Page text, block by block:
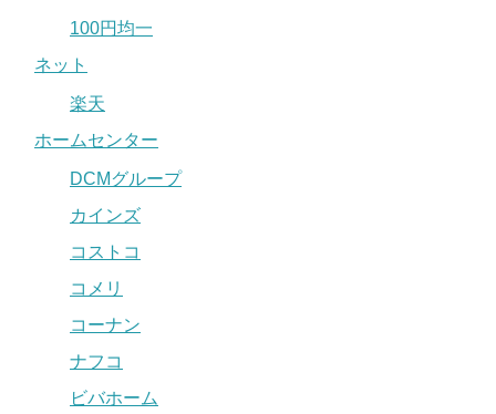
100円均一
ネット
楽天
ホームセンター
DCMグループ
カインズ
コストコ
コメリ
コーナン
ナフコ
ビバホーム